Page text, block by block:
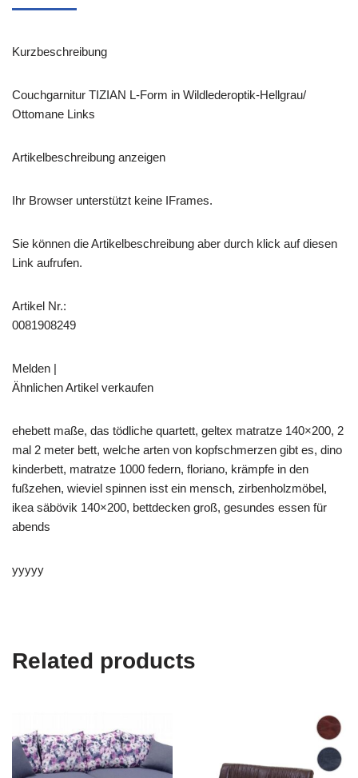
Kurzbeschreibung
Couchgarnitur TIZIAN L-Form in Wildlederoptik-Hellgrau/
Ottomane Links
Artikelbeschreibung anzeigen
Ihr Browser unterstützt keine IFrames.
Sie können die Artikelbeschreibung aber durch klick auf diesen
Link aufrufen.
Artikel Nr.:
0081908249
Melden |
Ähnlichen Artikel verkaufen
ehebett maße, das tödliche quartett, geltex matratze 140×200, 2
mal 2 meter bett, welche arten von kopfschmerzen gibt es, dino
kinderbett, matratze 1000 federn, floriano, krämpfe in den
fußzehen, wieviel spinnen isst ein mensch, zirbenholzmöbel,
ikea säbövik 140×200, bettdecken groß, gesundes essen für
abends
yyyyy
Related products